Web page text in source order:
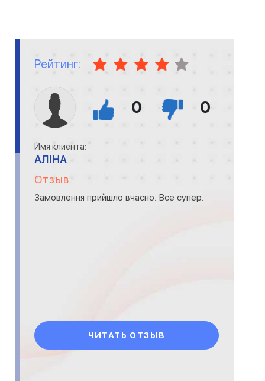
Рейтинг:
0 0
Имя клиента:
АЛІНА
Отзыв
Замовлення прийшло вчасно. Все супер.
ЧИТАТЬ ОТЗЫВ